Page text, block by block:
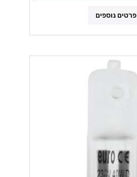
פרטים נוספים